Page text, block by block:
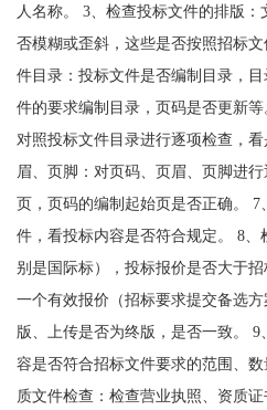
人名称。 3、检查投标文件的排版
否模糊或歪斜，这些是否按照招标
件目录：投标文件是否编制目录，
件的要求编制目录，页码是否更新
对照投标文件目录进行逐项检查，
眉、页脚：对页码、页眉、页脚进
页，页码的编制起始页是否正确。
件，看投标内容是否符合规定。 8
别是国际标），投标报价是否大于
一个有效报价（招标要求提交备选
版、上传是否为终版，是否一致。
容是否符合招标文件要求的范围、
质文件检查：检查营业执照、资质